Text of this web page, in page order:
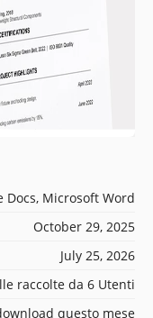
Docs, Microsoft Word
October 29, 2025
July 25, 2026
raccolte da 6 Utenti
questo mese